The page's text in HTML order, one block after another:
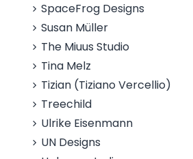
SpaceFrog Designs
Susan Müller
The Miuus Studio
Tina Melz
Tizian (Tiziano Vercellio)
Treechild
Ulrike Eisenmann
UN Designs